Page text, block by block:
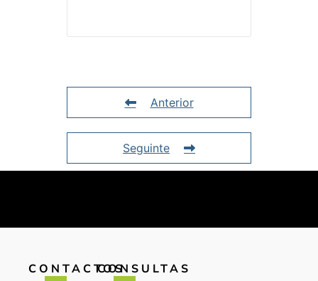
Anterior
Seguinte
CONTACTOSCONSULTAS